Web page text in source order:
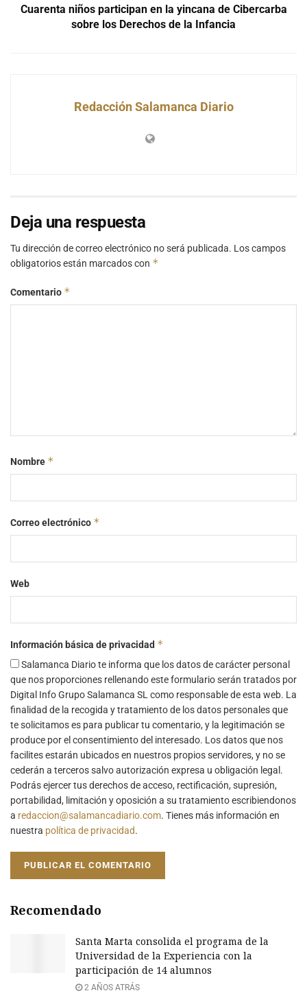
Cuarenta niños participan en la yincana de Cibercarba
sobre los Derechos de la Infancia
Redacción Salamanca Diario
Deja una respuesta
Tu dirección de correo electrónico no será publicada. Los campos
obligatorios están marcados con *
Comentario *
Nombre *
Correo electrónico *
Web
Información básica de privacidad *
Salamanca Diario te informa que los datos de carácter personal
que nos proporciones rellenando este formulario serán tratados por
Digital Info Grupo Salamanca SL como responsable de esta web. La
finalidad de la recogida y tratamiento de los datos personales que
te solicitamos es para publicar tu comentario, y la legitimación se
produce por el consentimiento del interesado. Los datos que nos
facilites estarán ubicados en nuestros propios servidores, y no se
cederán a terceros salvo autorización expresa u obligación legal.
Podrás ejercer tus derechos de acceso, rectificación, supresión,
portabilidad, limitación y oposición a su tratamiento escribiendonos
a redaccion@salamancadiario.com. Tienes más información en
nuestra política de privacidad.
Recomendado
Santa Marta consolida el programa de la
Universidad de la Experiencia con la
participación de 14 alumnos
2 AÑOS ATRÁS